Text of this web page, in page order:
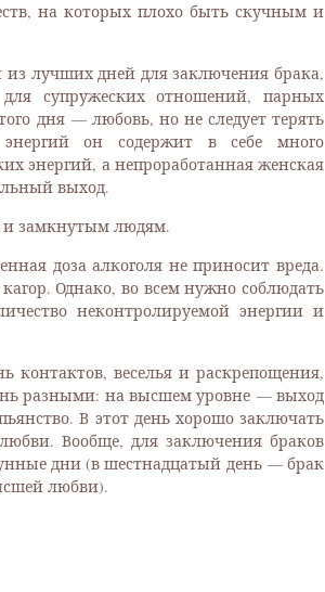
на которых плохо быть скучным и
лучших дней для заключения брака,
супружеских отношений, парных
дня — любовь, но не следует терять
энергий он содержит в себе много
энергий, а непроработанная женская
выход.
и замкнутым людям.
доза алкоголя не приносит вреда.
Однако, во всем нужно соблюдать
неконтролируемой энергии и
контактов, веселья и раскрепощения,
разными: на высшем уровне — выход
В этот день хорошо заключать
Вообще, для заключения браков
дни (в шестнадцатый день — брак
любви).